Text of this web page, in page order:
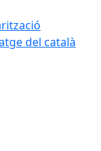
del català